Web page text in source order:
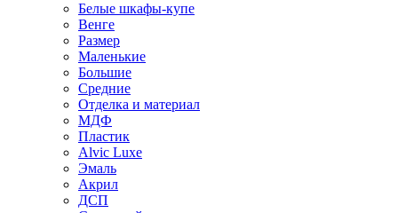
Белые шкафы-купе
Венге
Размер
Маленькие
Большие
Средние
Отделка и материал
МДФ
Пластик
Alvic Luxe
Эмаль
Акрил
ДСП